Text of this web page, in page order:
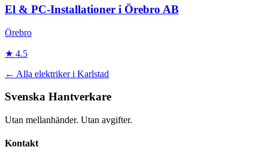
El & PC-Installationer i Örebro AB
Örebro
★ 4.5
← Alla elektrikeri Karlstad
Svenska Hantverkare
Utan mellanhänder. Utan avgifter.
Kontakt